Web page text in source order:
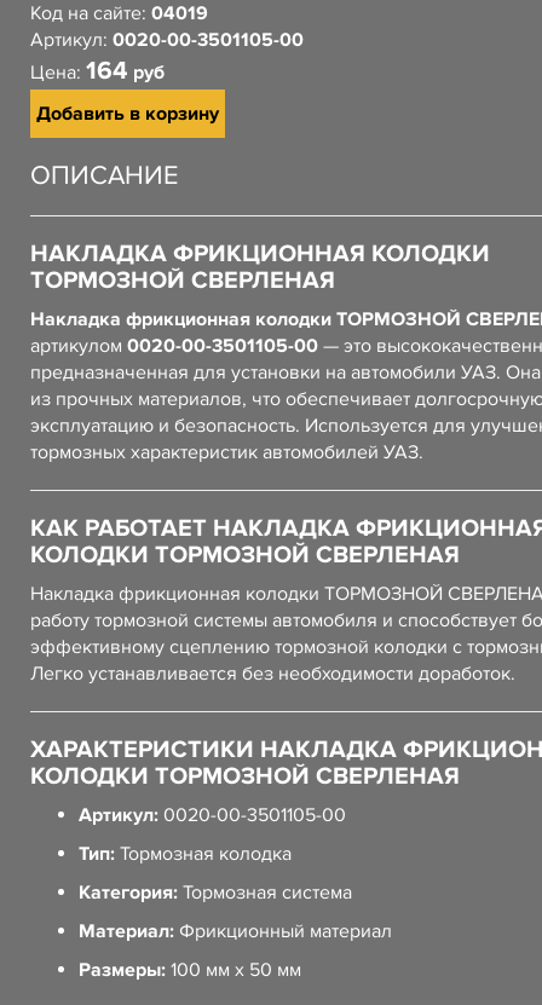
Код на сайте: 04019
Артикул: 0020-00-3501105-00
Цена: 164 руб
Добавить в корзину
ОПИСАНИЕ
НАКЛАДКА ФРИКЦИОННАЯ КОЛОДКИ
ТОРМОЗНОЙ СВЕРЛЕНАЯ
Накладка фрикционная колодки ТОРМОЗНОЙ
артикулом 0020-00-3501105-00 — это
предназначенная для установки на автомобили УАЗ.
из прочных материалов, что обеспечивает
эксплуатацию и безопасность. Используется для
тормозных характеристик автомобилей УАЗ.
КАК РАБОТАЕТ НАКЛАДКА
КОЛОДКИ ТОРМОЗНОЙ СВЕРЛЕНАЯ
Накладка фрикционная колодки ТОРМОЗНОЙ
работу тормозной системы автомобиля и способствует
эффективному сцеплению тормозной колодки с
Легко устанавливается без необходимости доработок.
ХАРАКТЕРИСТИКИ НАКЛАДКА
КОЛОДКИ ТОРМОЗНОЙ СВЕРЛЕНАЯ
Артикул: 0020-00-3501105-00
Тип: Тормозная колодка
Категория: Тормозная система
Материал: Фрикционный материал
Размеры: 100 мм x 50 мм